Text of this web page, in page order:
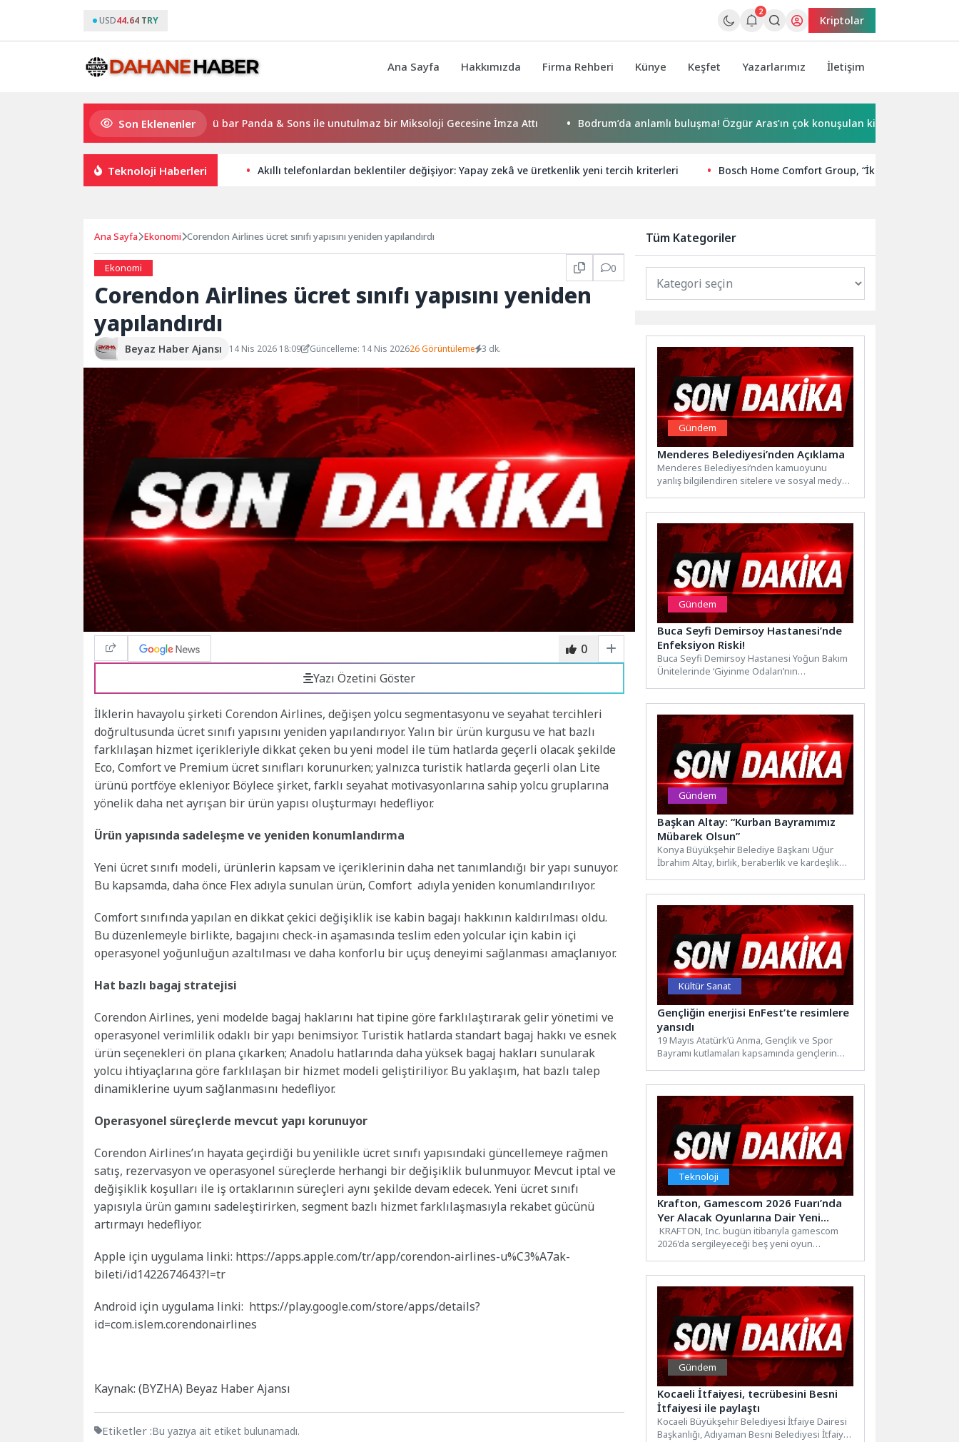
USD44.64 TRY
2
Kriptolar
Ana Sayfa Hakkımızda Firma Rehberi Künye Keşfet Yazarlarımız İletişim
Son Eklenenler
Gloria Hotels & Resorts, Ödüllü bar Panda & Sons ile unutulmaz bir Miksoloji Gecesine İmza Attı Bodrum’da anlamlı buluşma! Özgür Aras’ın çok konuşulan kitabı yeni baskısını
Teknoloji Haberleri Akıllı telefonlardan beklentiler değişiyor: Yapay zekâ ve üretkenlik yeni tercih kriterleri Bosch Home Comfort Group, “İklimlendirmenin
Ana Sayfa Ekonomi Corendon Airlines ücret sınıfı yapısını yeniden yapılandırdı
Ekonomi 0
Corendon Airlines ücret sınıfı yapısını yeniden
yapılandırdı
Beyaz Haber Ajansı 14 Nis 2026 18:09 Güncelleme: 14 Nis 202626 Görüntüleme 3 dk.
0
Yazı Özetini Göster
İlklerin havayolu şirketi Corendon Airlines, değişen yolcu segmentasyonu ve seyahat tercihleri
doğrultusunda ücret sınıfı yapısını yeniden yapılandırıyor. Yalın bir ürün kurgusu ve hat bazlı
farklılaşan hizmet içerikleriyle dikkat çeken bu yeni model ile tüm hatlarda geçerli olacak şekilde
Eco, Comfort ve Premium ücret sınıfları korunurken; yalnızca turistik hatlarda geçerli olan Lite
ürünü portföye ekleniyor. Böylece şirket, farklı seyahat motivasyonlarına sahip yolcu gruplarına
yönelik daha net ayrışan bir ürün yapısı oluşturmayı hedefliyor.
Ürün yapısında sadeleşme ve yeniden konumlandırma
Yeni ücret sınıfı modeli, ürünlerin kapsam ve içeriklerinin daha net tanımlandığı bir yapı sunuyor.
Bu kapsamda, daha önce Flex adıyla sunulan ürün, Comfort adıyla yeniden konumlandırılıyor.
Comfort sınıfında yapılan en dikkat çekici değişiklik ise kabin bagajı hakkının kaldırılması oldu.
Bu düzenlemeyle birlikte, bagajını check-in aşamasında teslim eden yolcular için kabin içi
operasyonel yoğunluğun azaltılması ve daha konforlu bir uçuş deneyimi sağlanması amaçlanıyor.
Hat bazlı bagaj stratejisi
Corendon Airlines, yeni modelde bagaj haklarını hat tipine göre farklılaştırarak gelir yönetimi ve
operasyonel verimlilik odaklı bir yapı benimsiyor. Turistik hatlarda standart bagaj hakkı ve esnek
ürün seçenekleri ön plana çıkarken; Anadolu hatlarında daha yüksek bagaj hakları sunularak
yolcu ihtiyaçlarına göre farklılaşan bir hizmet modeli geliştiriliyor. Bu yaklaşım, hat bazlı talep
dinamiklerine uyum sağlanmasını hedefliyor.
Operasyonel süreçlerde mevcut yapı korunuyor
Corendon Airlines’ın hayata geçirdiği bu yenilikle ücret sınıfı yapısındaki güncellemeye rağmen
satış, rezervasyon ve operasyonel süreçlerde herhangi bir değişiklik bulunmuyor. Mevcut iptal ve
değişiklik koşulları ile iş ortaklarının süreçleri aynı şekilde devam edecek. Yeni ücret sınıfı
yapısıyla ürün gamını sadeleştirirken, segment bazlı hizmet farklılaşmasıyla rekabet gücünü
artırmayı hedefliyor.
Apple için uygulama linki: https://apps.apple.com/tr/app/corendon-airlines-u%C3%A7ak-
bileti/id1422674643?l=tr
Android için uygulama linki: https://play.google.com/store/apps/details?
id=com.islem.corendonairlines
Kaynak: (BYZHA) Beyaz Haber Ajansı
Etiketler :Bu yazıya ait etiket bulunamadı.
Tüm Kategoriler
Gündem
Menderes Belediyesi’nden Açıklama
Menderes Belediyesi’nden kamuoyunu
yanlış bilgilendiren sitelere ve sosyal medya
Gündem
Buca Seyfi Demirsoy Hastanesi’nde
Enfeksiyon Riski!
Buca Seyfi Demirsoy Hastanesi Yoğun Bakım
Ünitelerinde ‘Giyinme Odaları’nın
Gündem
Başkan Altay: “Kurban Bayramımız
Mübarek Olsun”
Konya Büyükşehir Belediye Başkanı Uğur
İbrahim Altay, birlik, beraberlik ve kardeşlik
Kültür Sanat
Gençliğin enerjisi EnFest’te resimlere
yansıdı
19 Mayıs Atatürk’ü Anma, Gençlik ve Spor
Bayramı kutlamaları kapsamında gençlerin
Teknoloji
Krafton, Gamescom 2026 Fuarı’nda
Yer Alacak Oyunlarına Dair Yeni
Ayrıntıları Paylaştı
KRAFTON, Inc. bugün itibarıyla gamescom
2026'da sergileyeceği beş yeni oyun
Gündem
Kocaeli İtfaiyesi, tecrübesini Besni
İtfaiyesi ile paylaştı
Kocaeli Büyükşehir Belediyesi İtfaiye Dairesi
Başkanlığı, Adıyaman Besni Belediyesi İtfaiye